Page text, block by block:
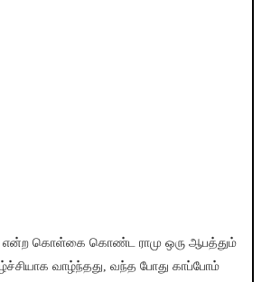
என்ற கொள்கை கொண்ட ராமு ஒரு ஆபத்தும்
வாழ்ந்தது, வந்த போது காப்போம்